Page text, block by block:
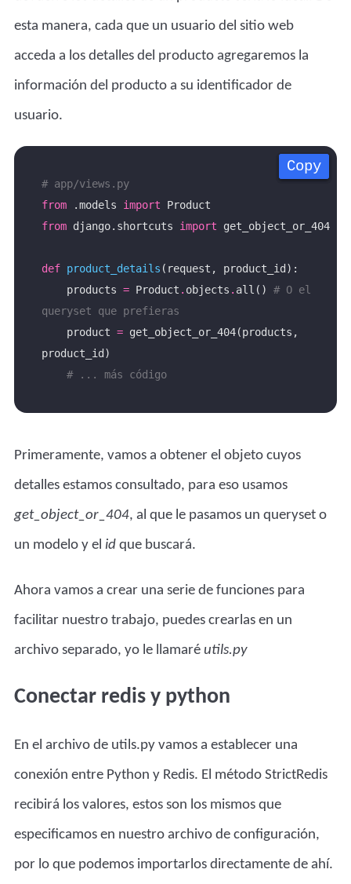
esta manera, cada que un usuario del sitio web
acceda a los detalles del producto agregaremos la
información del producto a su identificador de
usuario.
Copy
Copy
Copy
Copy
# app/views.py
from .models import
from django.shortcuts import get_object_or_404
def product_details
    products
= Product . objects . all() # O el
queryset que prefieras
    product
= get_object_or_404(products,
# ... más código
Primeramente, vamos a obtener el objeto cuyos
detalles estamos consultado, para eso usamos
get_object_or_404, al que le pasamos un queryset o
un modelo y el idque buscará.
Ahora vamos a crear una serie de funciones para
facilitar nuestro trabajo, puedes crearlas en un
archivo separado, yo le llamaré utils.py
Conectar redis y python
En el archivo de utils.py vamos a establecer una
conexión entre Python y Redis. El método StrictRedis
recibirá los valores, estos son los mismos que
especificamos en nuestro archivo de configuración,
por lo que podemos importarlos directamente de ahí.